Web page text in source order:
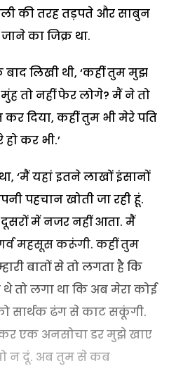
की तरह तड़पते और साबुन
का जिक्र था.
लिखी थी, ‘कहीं तुम मुझ
तो नहीं फेर लोगे? मैं ने तो
दिया, कहीं तुम भी मेरे पति
कर भी.’
‘मैं यहां इतने लाखों इंसानों
पहचान खोती जा रही हूं.
में नजर नहीं आता. मैं
महसूस करूंगी. कहीं तुम
बातों से तो लगता है कि
तो लगा था कि अब मेरा कोई
सार्थक ढंग से काट सकूंगी.
एक अनसोचा डर मुझे खाए
न दूं. अब तुम से कब